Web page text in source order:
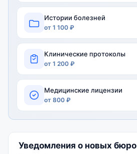
Истории болезней
от 1 100 ₽
Клинические протоколы
от 1 200 ₽
Медицинские лицензии
от 800 ₽
Уведомления о новых бюро